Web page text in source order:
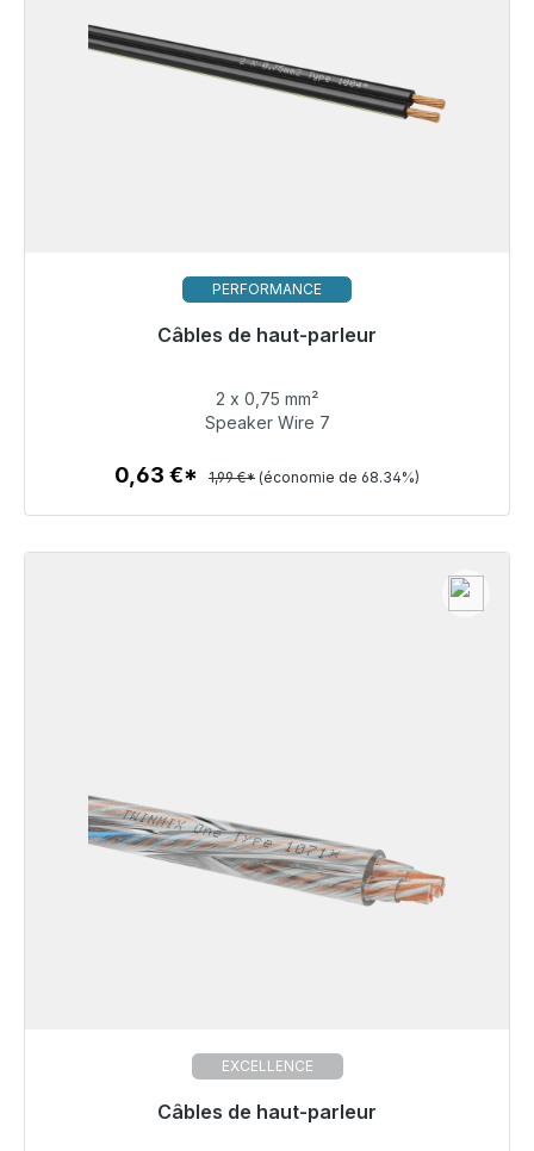
PERFORMANCE
Câbles de haut-parleur
Prêt à être expédié, délai de livraison 48h*
0,63 €
Détails
2 x 0,75 mm²
Speaker Wire 7
0,63 €* 1,99 €* (économie de 68.34%)
EXCELLENCE
Câbles de haut-parleur
Prêt à être expédié, délai de livraison 48h*